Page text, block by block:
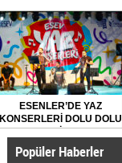
ESENLER’DE YAZ
KONSERLERİ DOLU DOLU
GEÇİYOR
Popüler Haberler